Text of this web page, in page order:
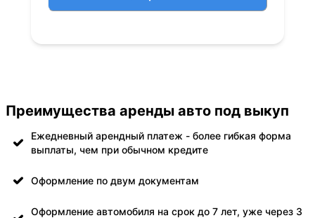
Преимущества аренды авто под выкуп
Ежедневный арендный платеж - более гибкая форма
выплаты, чем при обычном кредите
Оформление по двум документам
Оформление автомобиля на срок до 7 лет, уже через 3